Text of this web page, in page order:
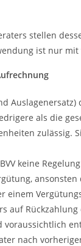
stellen
ist nur
als die
zulässig.
keine
einem
auf
nach